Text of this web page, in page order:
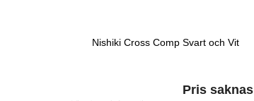
Nishiki Cross Comp Svart och Vit
Pris saknas